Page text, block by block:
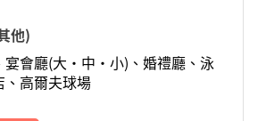
他)
宴會廳(大·中·小)、婚禮廳、泳
、高爾夫球場